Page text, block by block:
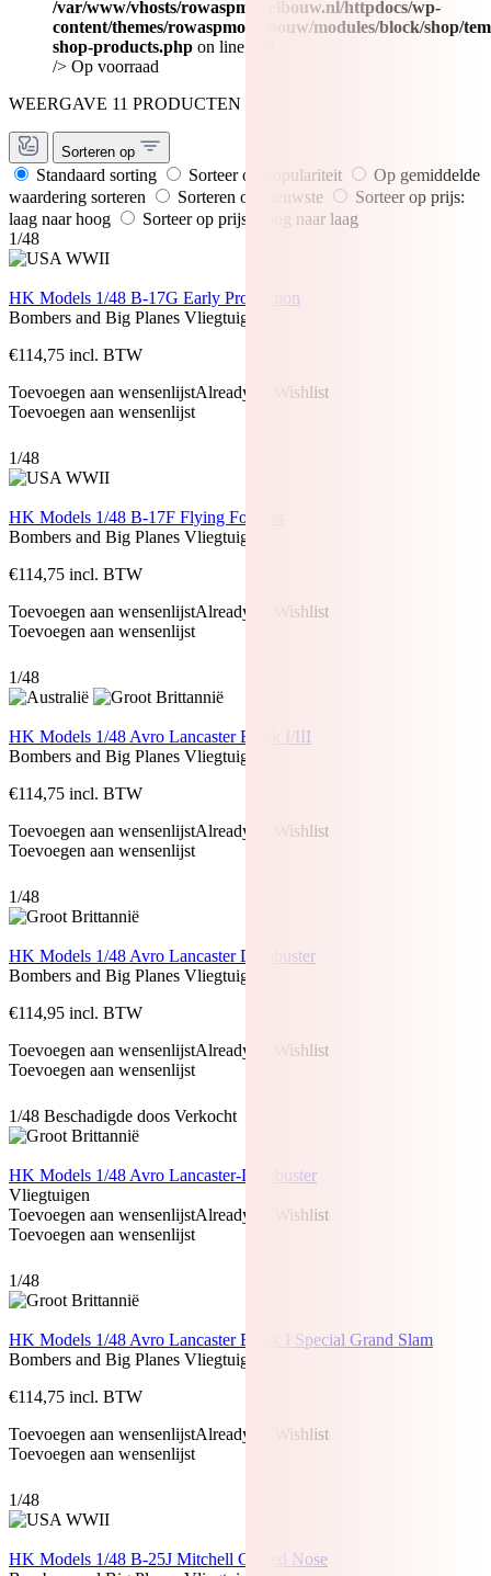
/var/www/vhosts/rowaspmodelbouw.nl/httpdocs/wp-
content/themes/rowaspmodelbouw/modules/block/shop/
shop-products.php on line
/> Op voorraad
WEERGAVE 11 PRODUCTEN
Sorteren op
Standaard sorting Sorteer op populariteit
Op gemiddelde
waardering sorteren
Sorteren op nieuwste
Sorteer op prijs:
laag naar hoog
Sorteer op prijs: hoog naar laag
1/48
HK Models 1/48 B-17G Early Production
Bombers and Big Planes Vliegtuigen
€114,75 incl. BTW
Toevoegen aan wensenlijstAlready In Wishlist
Toevoegen aan wensenlijst
1/48
HK Models 1/48 B-17F Flying Fortress
Bombers and Big Planes Vliegtuigen
€114,75 incl. BTW
Toevoegen aan wensenlijstAlready In Wishlist
Toevoegen aan wensenlijst
1/48
HK Models 1/48 Avro Lancaster B Mk I/III
Bombers and Big Planes Vliegtuigen
€114,75 incl. BTW
Toevoegen aan wensenlijstAlready In Wishlist
Toevoegen aan wensenlijst
1/48
HK Models 1/48 Avro Lancaster Dambuster
Bombers and Big Planes Vliegtuigen
€114,95 incl. BTW
Toevoegen aan wensenlijstAlready In Wishlist
Toevoegen aan wensenlijst
1/48 Beschadigde doos Verkocht
HK Models 1/48 Avro Lancaster-Dambuster
Vliegtuigen
Toevoegen aan wensenlijstAlready In Wishlist
Toevoegen aan wensenlijst
1/48
HK Models 1/48 Avro Lancaster B Mk I Special Grand Slam
Bombers and Big Planes Vliegtuigen
€114,75 incl. BTW
Toevoegen aan wensenlijstAlready In Wishlist
Toevoegen aan wensenlijst
1/48
HK Models 1/48 B-25J Mitchell Glazed Nose